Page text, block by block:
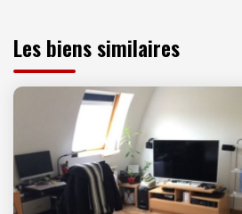
Les biens similaires